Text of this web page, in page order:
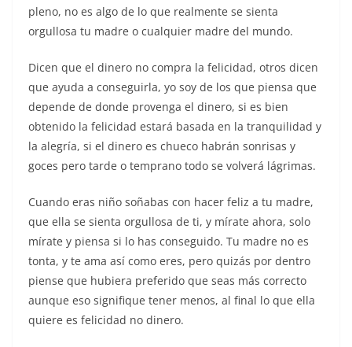
pleno, no es algo de lo que realmente se sienta
orgullosa tu madre o cualquier madre del mundo.
Dicen que el dinero no compra la felicidad, otros dicen
que ayuda a conseguirla, yo soy de los que piensa que
depende de donde provenga el dinero, si es bien
obtenido la felicidad estará basada en la tranquilidad y
la alegría, si el dinero es chueco habrán sonrisas y
goces pero tarde o temprano todo se volverá lágrimas.
Cuando eras niño soñabas con hacer feliz a tu madre,
que ella se sienta orgullosa de ti, y mírate ahora, solo
mírate y piensa si lo has conseguido. Tu madre no es
tonta, y te ama así como eres, pero quizás por dentro
piense que hubiera preferido que seas más correcto
aunque eso signifique tener menos, al final lo que ella
quiere es felicidad no dinero.